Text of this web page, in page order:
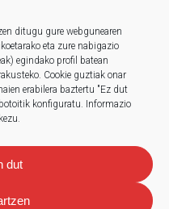
ditugu gure webgunearen
eta zure nabigazio
egindako profil batean
Cookie guztiak onar
erabilera baztertu "Ez dut
konfiguratu. Informazio
dut